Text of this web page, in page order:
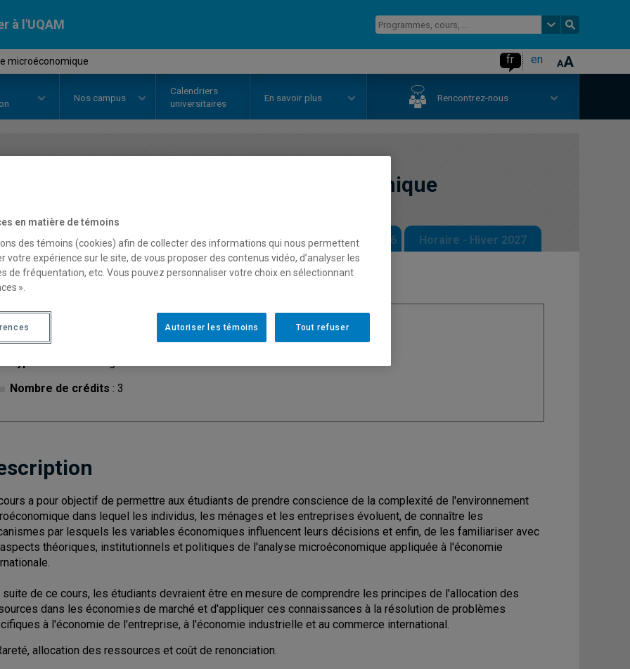
à l'UQAM
microéconomique fr en
Nos campus
Calendriers
universitaires
En savoir plus Rencontrez-nous
Analyse microéconomique
Description Horaire - Été 2026 Horaire - Automne 2026 Horaire - Hiver 2027
Nombre de crédits : 3
a pour objectif de permettre aux étudiants de prendre conscience de la complexité de l'environnement
dans lequel les individus, les ménages et les entreprises évoluent, de connaître les
par lesquels les variables économiques influencent leurs décisions et enfin, de les familiariser avec
théoriques, institutionnels et politiques de l'analyse microéconomique appliquée à l'économie
suite de ce cours, les étudiants devraient être en mesure de comprendre les principes de l'allocation des
dans les économies de marché et d'appliquer ces connaissances à la résolution de problèmes
à l'économie de l'entreprise, à l'économie industrielle et au commerce international.
allocation des ressources et coût de renonciation.
en matière de témoins
des témoins (cookies) afin de collecter des informations qui nous permettent
votre expérience sur le site, de vous proposer des contenus vidéo, d’analyser les
de fréquentation, etc. Vous pouvez personnaliser votre choix en sélectionnant
».
Tout refuser
Autoriser les témoins